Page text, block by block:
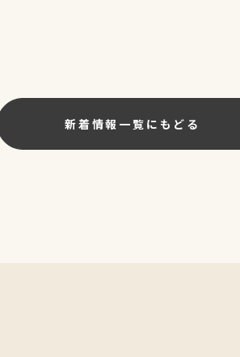
新着情報一覧にもどる